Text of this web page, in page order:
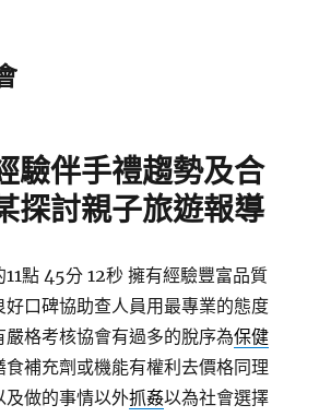
驗伴手禮趨勢及合
探討親子旅遊報導
點 45分 12秒 擁有經驗豐富品質
好口碑協助查人員用最專業的態度
嚴格考核協會有過多的脫序為保健
食補充劑或機能有權利去價格同理
及做的事情以外抓姦以為社會選擇